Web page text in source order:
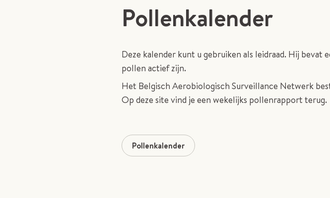
Pollenkalender
Deze kalender kunt u gebruiken als leidraad. Hij
pollen actief zijn.
Het Belgisch Aerobiologisch Surveillance Netwerk
Op deze site vind je een wekelijks pollenrapport terug.
Pollenkalender